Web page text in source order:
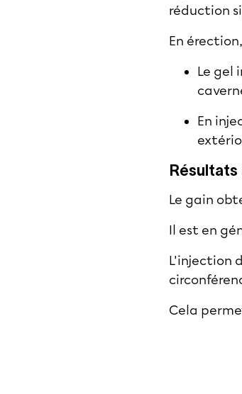
réduction
En
Le gel
En
Résultats
Le gain
Il est en
L'injection
Cela